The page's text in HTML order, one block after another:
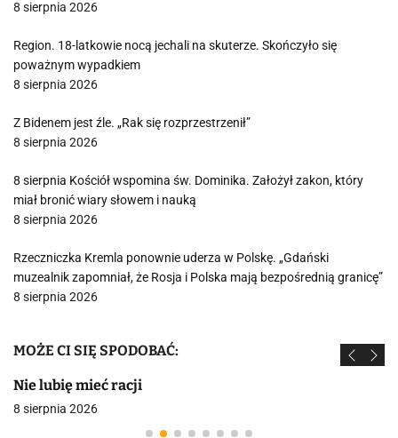
8 sierpnia 2026
Region. 18-latkowie nocą jechali na skuterze. Skończyło się
poważnym wypadkiem
8 sierpnia 2026
Z Bidenem jest źle. „Rak się rozprzestrzenił”
8 sierpnia 2026
8 sierpnia Kościół wspomina św. Dominika. Założył zakon, który
miał bronić wiary słowem i nauką
8 sierpnia 2026
Rzeczniczka Kremla ponownie uderza w Polskę. „Gdański
muzealnik zapomniał, że Rosja i Polska mają bezpośrednią granicę”
8 sierpnia 2026
MOŻE CI SIĘ SPODOBAĆ:
Nie lubię mieć racji
8 sierpnia 2026